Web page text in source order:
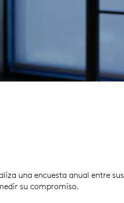
una encuesta anual entre sus
su compromiso.